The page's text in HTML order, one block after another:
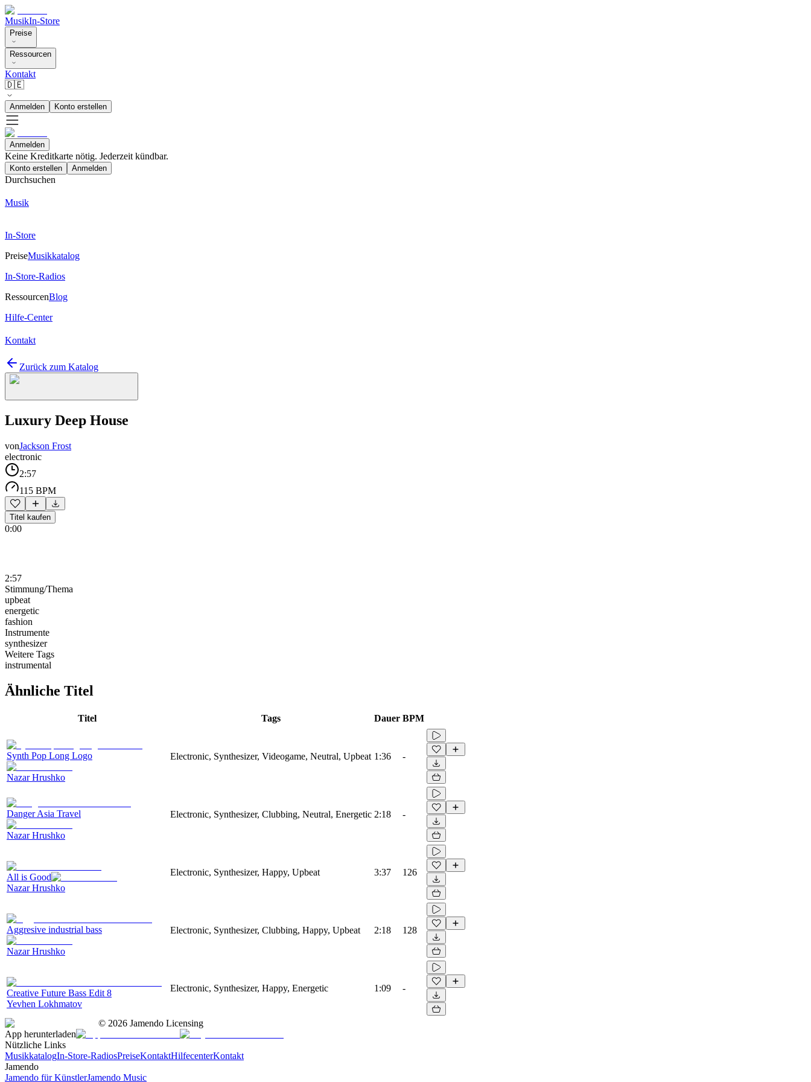
MusikIn-Store
Preise
Ressourcen
Kontakt
🇩🇪
Anmelden Konto erstellen
Anmelden
Keine Kreditkarte nötig. Jederzeit kündbar.
Konto erstellen Anmelden
Durchsuchen
Musik
In-Store
PreiseMusikkatalog
In-Store-Radios
RessourcenBlog
Hilfe-Center
Kontakt
Zurück zum Katalog
Luxury Deep House
vonJackson Frost
electronic
2:57
115 BPM
Titel kaufen
0:00
2:57
Stimmung/Thema
upbeat
energetic
fashion
Instrumente
synthesizer
Weitere Tags
instrumental
Ähnliche Titel
Titel Tags Dauer BPM
Synth Pop Long Logo
Nazar Hrushko
Electronic, Synthesizer, Videogame, Neutral, Upbeat 1:36 -
Danger Asia Travel
Nazar Hrushko
Electronic, Synthesizer, Clubbing, Neutral, Energetic 2:18 -
All is Good
Nazar Hrushko
Electronic, Synthesizer, Happy, Upbeat 3:37 126
Aggresive industrial bass
Nazar Hrushko
Electronic, Synthesizer, Clubbing, Happy, Upbeat 2:18 128
Creative Future Bass Edit 8
Yevhen Lokhmatov
Electronic, Synthesizer, Happy, Energetic 1:09 -
© 2026 Jamendo Licensing
App herunterladen
Nützliche Links
MusikkatalogIn-Store-RadiosPreiseKontaktHilfecenterKontakt
Jamendo
Jamendo für KünstlerJamendo Music